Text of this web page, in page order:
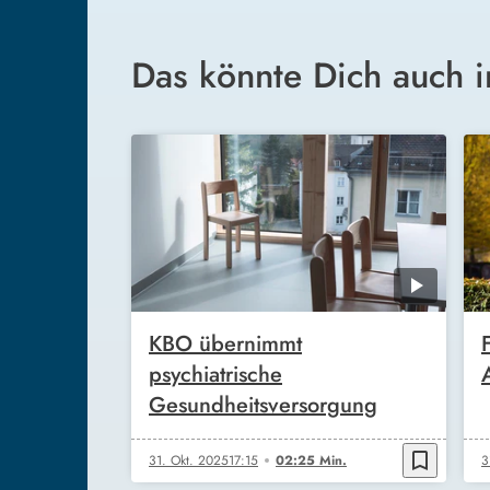
Das könnte Dich auch
KBO übernimmt
psychiatrische
Gesundheitsversorgung
31. Okt. 202517:15 02:25 Min. bookmark_border